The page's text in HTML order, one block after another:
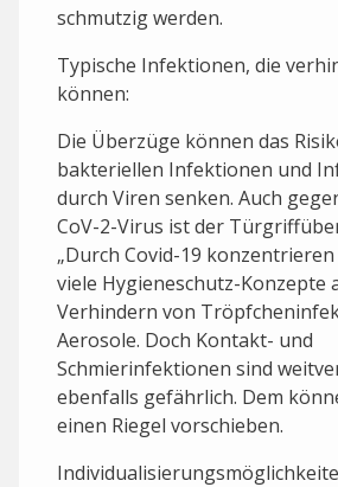
schmutzig werden.
Typische Infektionen, die
können:
Die Überzüge können das
bakteriellen Infektionen und
durch Viren senken. Auch
CoV-2-Virus ist der
„Durch Covid-19
viele Hygieneschutz-Konzepte
Verhindern von
Aerosole. Doch Kontakt- und
Schmierinfektionen sind
ebenfalls gefährlich. Dem
einen Riegel vorschieben.